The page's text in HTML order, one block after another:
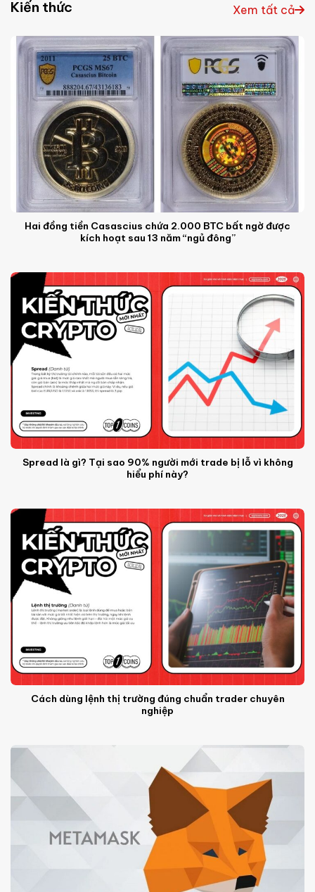
Kiến thức Xem tất cả
Hai đồng tiền Casascius chứa 2.000 BTC bất ngờ được
kích hoạt sau 13 năm “ngủ đông”
Spread là gì? Tại sao 90% người mới trade bị lỗ vì không
hiểu phí này?
Cách dùng lệnh thị trường đúng chuẩn trader chuyên
nghiệp